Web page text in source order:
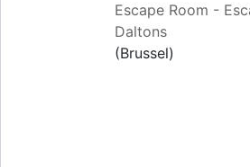
Escape Room -
Daltons
(Brussel)